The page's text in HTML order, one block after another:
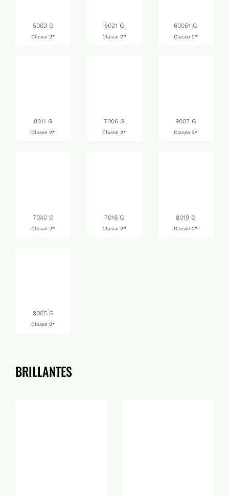
5003 G
Classe 2*
6021 G
Classe 2*
60051 G
Classe 2*
8011 G
Classe 2*
7006 G
Classe 2*
9007 G
Classe 2*
7040 G
Classe 2*
7016 G
Classe 2*
8019 G
Classe 2*
9005 G
Classe 2*
BRILLANTES